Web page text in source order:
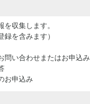
収集します。
を含みます）
問い合わせまたはお申込み
お申込み